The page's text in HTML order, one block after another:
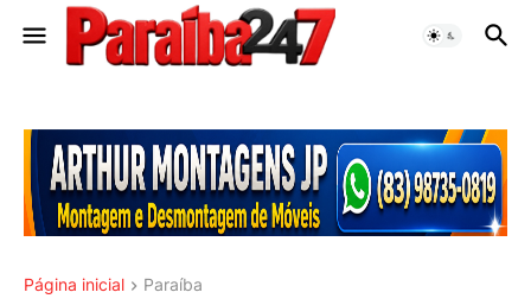
Página inicial Paraíba